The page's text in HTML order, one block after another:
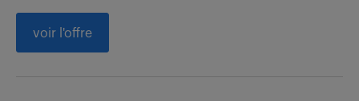
voir l'offre